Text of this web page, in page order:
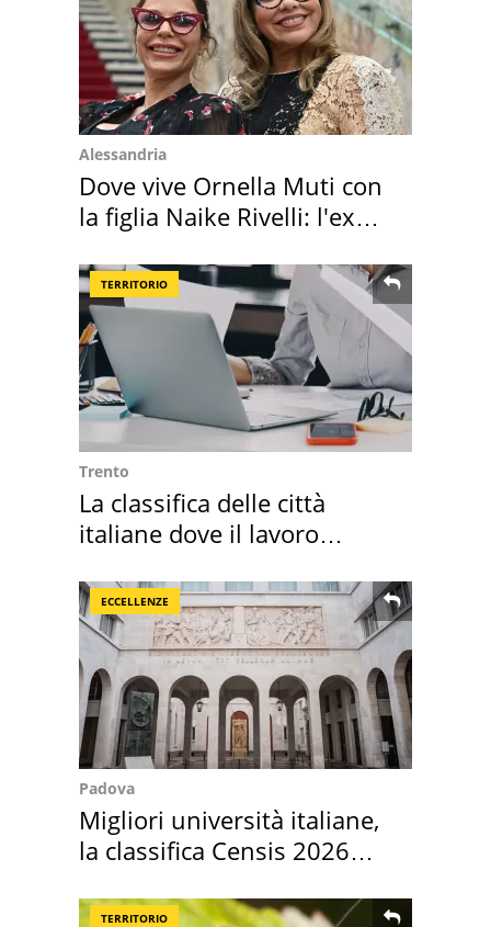
Alessandria
Dove vive Ornella Muti con
la figlia Naike Rivelli: l'ex
TERRITORIO
Trento
La classifica delle città
italiane dove il lavoro
ECCELLENZE
Padova
Migliori università italiane,
la classifica Censis 2026
TERRITORIO